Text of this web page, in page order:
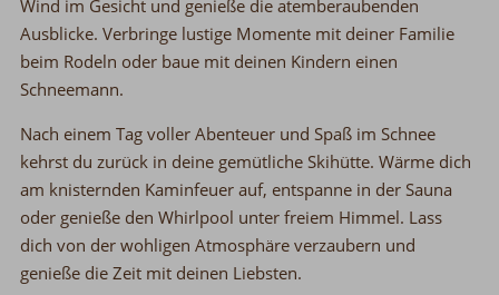
Wind im Gesicht und genieße die atemberaubenden
Ausblicke.Verbringe lustige Momente mit deiner Familie
beim Rodeln oder baue mit deinen Kindern einen
Schneemann.
Nach einem Tag voller Abenteuer und Spaß im Schnee
kehrst du zurück in deine gemütliche Skihütte.Wärme dich
am knisternden Kaminfeuer auf, entspanne in der Sauna
oder genieße den Whirlpool unter freiem Himmel. Lass
dich von der wohligen Atmosphäre verzaubern und
genieße die Zeit mit deinen Liebsten.